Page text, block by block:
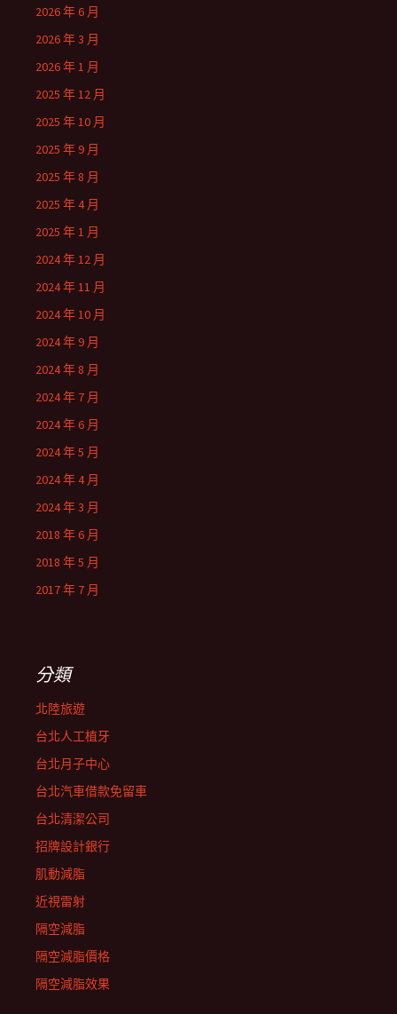
2026 年 6 月
2026 年 3 月
2026 年 1 月
2025 年 12 月
2025 年 10 月
2025 年 9 月
2025 年 8 月
2025 年 4 月
2025 年 1 月
2024 年 12 月
2024 年 11 月
2024 年 10 月
2024 年 9 月
2024 年 8 月
2024 年 7 月
2024 年 6 月
2024 年 5 月
2024 年 4 月
2024 年 3 月
2018 年 6 月
2018 年 5 月
2017 年 7 月
分類
北陸旅遊
台北人工植牙
台北月子中心
台北汽車借款免留車
台北清潔公司
招牌設計銀行
肌動減脂
近視雷射
隔空減脂
隔空減脂價格
隔空減脂效果